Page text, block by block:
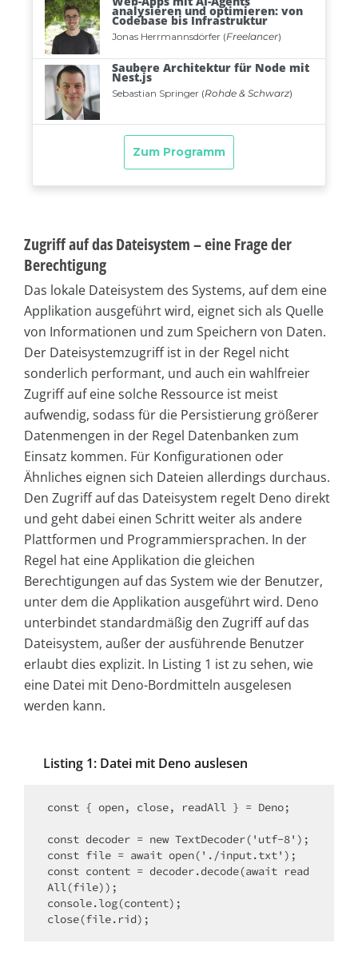
Zugriff auf das Dateisystem – eine Frage der
Berechtigung
Das lokale Dateisystem des Systems, auf dem eine
Applikation ausgeführt wird, eignet sich als Quelle
von Informationen und zum Speichern von Daten.
Der Dateisystemzugriff ist in der Regel nicht
sonderlich performant, und auch ein wahlfreier
Zugriff auf eine solche Ressource ist meist
aufwendig, sodass für die Persistierung größerer
Datenmengen in der Regel Datenbanken zum
Einsatz kommen. Für Konfigurationen oder
Ähnliches eignen sich Dateien allerdings durchaus.
Den Zugriff auf das Dateisystem regelt Deno direkt
und geht dabei einen Schritt weiter als andere
Plattformen und Programmiersprachen. In der
Regel hat eine Applikation die gleichen
Berechtigungen auf das System wie der Benutzer,
unter dem die Applikation ausgeführt wird. Deno
unterbindet standardmäßig den Zugriff auf das
Dateisystem, außer der ausführende Benutzer
erlaubt dies explizit. In Listing 1 ist zu sehen, wie
eine Datei mit Deno-Bordmitteln ausgelesen
werden kann.
Listing 1: Datei mit Deno auslesen
const { open, close, readAll } = Deno;
const decoder = new TextDecoder('utf-8');
const file = await open('./input.txt');
const content = decoder.decode(await read
All(file));
console.log(content);
close(file.rid);